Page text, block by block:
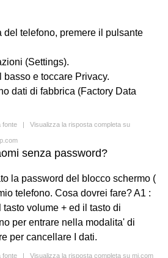
del telefono, premere il pulsante
(Settings).
basso e toccare Privacy.
dati di fabbrica (Factory Data
fonte | Visualizza la risposta completa su
senza password?
la password del blocco schermo (
telefono. Cosa dovrei fare? A1 :
tasto volume + ed il tasto di
per entrare nella modalita' di
per cancellare I dati.
fonte | Visualizza la risposta completa su mi.com